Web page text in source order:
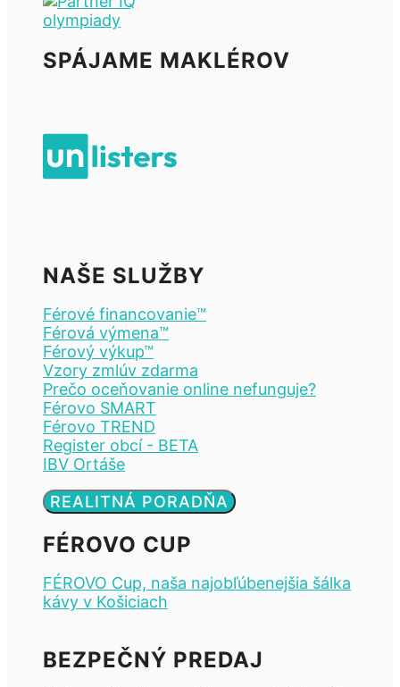
SPÁJAME MAKLÉROV
NAŠE SLUŽBY
Férové financovanie™
Férová výmena™
Férový výkup™
Vzory zmlúv zdarma
Prečo oceňovanie online nefunguje?
Férovo SMART
Férovo TREND
Register obcí - BETA
IBV Ortáše
REALITNÁ PORADŇA
FÉROVO CUP
FÉROVO Cup, naša najobľúbenejšia šálka
kávy v Košiciach
BEZPEČNÝ PREDAJ